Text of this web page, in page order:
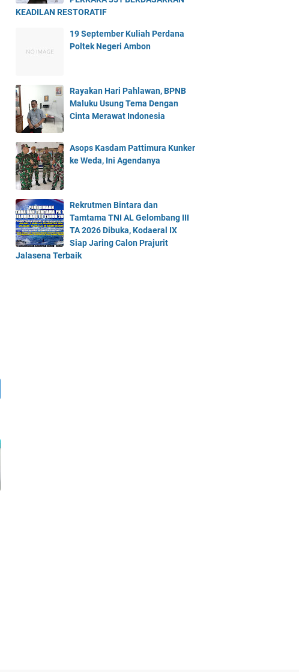
KEADILAN RESTORATIF
19 September Kuliah Perdana
Poltek Negeri Ambon
Rayakan Hari Pahlawan, BPNB
Maluku Usung Tema Dengan
Cinta Merawat Indonesia
Asops Kasdam Pattimura Kunker
ke Weda, Ini Agendanya
Rekrutmen Bintara dan
Tamtama TNI AL Gelombang III
TA 2026 Dibuka, Kodaeral IX
Siap Jaring Calon Prajurit
Jalasena Terbaik